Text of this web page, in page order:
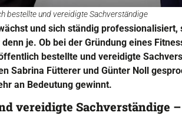
bestellte und vereidigte Sachverständige
und sich ständig
je. Ob bei der Gründung eines
bestellte und vereidigte
Sabrina Fütterer und Günter Noll
an Bedeutung gewinnt.
vereidigte Sachverständige